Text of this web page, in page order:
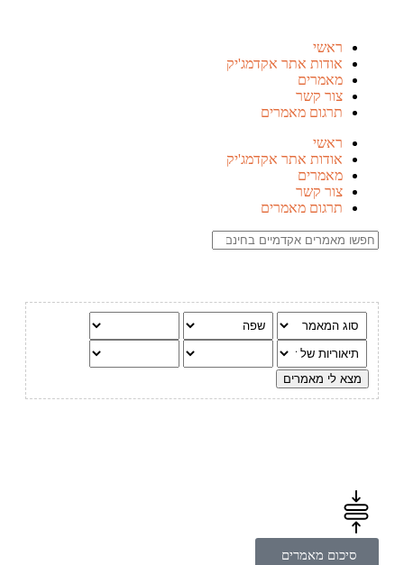
ראשי
אודות אתר אקדמג'יק
מאמרים
צור קשר
תרגום מאמרים
ראשי
אודות אתר אקדמג'יק
מאמרים
צור קשר
תרגום מאמרים
סיכום מאמרים